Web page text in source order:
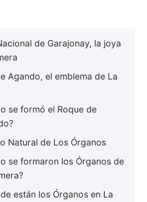
de Garajonay, la joya
Agando, el emblema de La
se formó el Roque de
Natural de Los Órganos
se formaron los Órganos de
están los Órganos en La